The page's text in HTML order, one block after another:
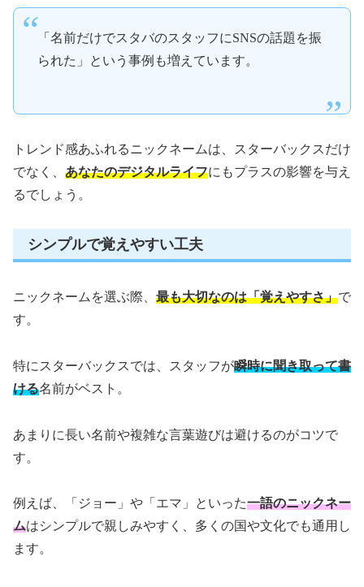
「名前だけでスタバのスタッフにSNSの話題を振
られた」という事例も増えています。
トレンド感あふれるニックネームは、スターバックスだけ
でなく、 あなたのデジタルライフにもプラスの影響を与え
るでしょう。
シンプルで覚えやすい工夫
ニックネームを選ぶ際、 最も大切なのは「覚えやすさ」で
す。
特にスターバックスでは、スタッフが瞬時に聞き取って書
ける名前がベスト。
あまりに長い名前や複雑な言葉遊びは避けるのがコツで
す。
例えば、「ジョー」や「エマ」といった一語のニックネー
ムはシンプルで親しみやすく、多くの国や文化でも通用し
ます。